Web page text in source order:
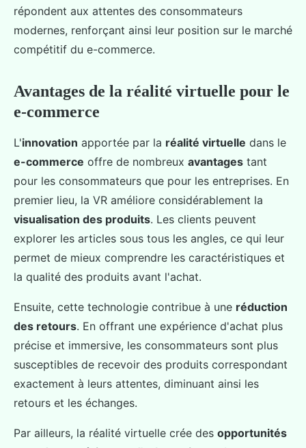
répondent aux attentes des consommateurs
modernes, renforçant ainsi leur position sur le marché
compétitif du e-commerce.
Avantages de la réalité virtuelle pour le
e-commerce
L'innovation apportée par la réalité virtuelle dans le
e-commerce offre de nombreux avantages tant
pour les consommateurs que pour les entreprises. En
premier lieu, la VR améliore considérablement la
visualisation des produits. Les clients peuvent
explorer les articles sous tous les angles, ce qui leur
permet de mieux comprendre les caractéristiques et
la qualité des produits avant l'achat.
Ensuite, cette technologie contribue à une réduction
des retours. En offrant une expérience d'achat plus
précise et immersive, les consommateurs sont plus
susceptibles de recevoir des produits correspondant
exactement à leurs attentes, diminuant ainsi les
retours et les échanges.
Par ailleurs, la réalité virtuelle crée des opportunités